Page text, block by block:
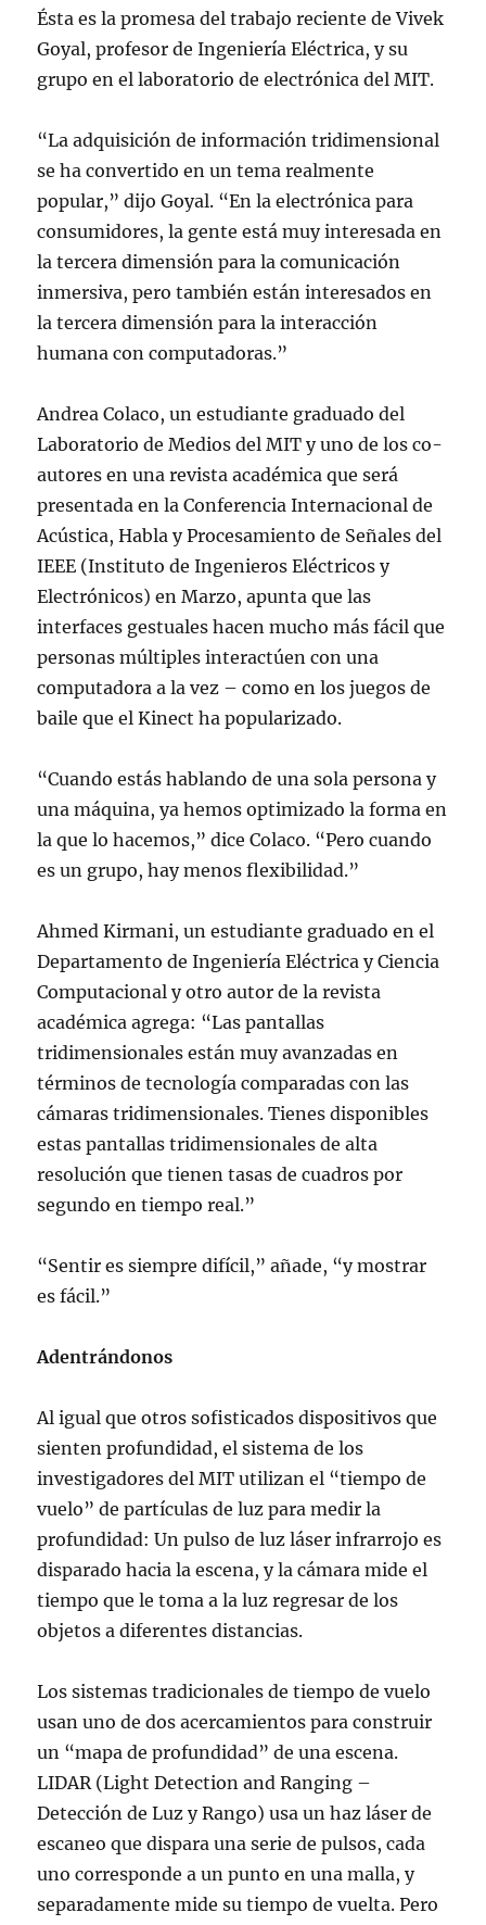
Ésta es la promesa del trabajo reciente de Vivek
Goyal, profesor de Ingeniería Eléctrica, y su
grupo en el laboratorio de electrónica del MIT.
“La adquisición de información tridimensional
se ha convertido en un tema realmente
popular,” dijo Goyal. “En la electrónica para
consumidores, la gente está muy interesada en
la tercera dimensión para la comunicación
inmersiva, pero también están interesados en
la tercera dimensión para la interacción
humana con computadoras.”
Andrea Colaco, un estudiante graduado del
Laboratorio de Medios del MIT y uno de los co-
autores en una revista académica que será
presentada en la Conferencia Internacional de
Acústica, Habla y Procesamiento de Señales del
IEEE (Instituto de Ingenieros Eléctricos y
Electrónicos) en Marzo, apunta que las
interfaces gestuales hacen mucho más fácil que
personas múltiples interactúen con una
computadora a la vez – como en los juegos de
baile que el Kinect ha popularizado.
“Cuando estás hablando de una sola persona y
una máquina, ya hemos optimizado la forma en
la que lo hacemos,” dice Colaco. “Pero cuando
es un grupo, hay menos flexibilidad.”
Ahmed Kirmani, un estudiante graduado en el
Departamento de Ingeniería Eléctrica y Ciencia
Computacional y otro autor de la revista
académica agrega: “Las pantallas
tridimensionales están muy avanzadas en
términos de tecnología comparadas con las
cámaras tridimensionales. Tienes disponibles
estas pantallas tridimensionales de alta
resolución que tienen tasas de cuadros por
segundo en tiempo real.”
“Sentir es siempre difícil,” añade, “y mostrar
es fácil.”
Adentrándonos
Al igual que otros sofisticados dispositivos que
sienten profundidad, el sistema de los
investigadores del MIT utilizan el “tiempo de
vuelo” de partículas de luz para medir la
profundidad: Un pulso de luz láser infrarrojo es
disparado hacia la escena, y la cámara mide el
tiempo que le toma a la luz regresar de los
objetos a diferentes distancias.
Los sistemas tradicionales de tiempo de vuelo
usan uno de dos acercamientos para construir
un “mapa de profundidad” de una escena.
LIDAR (Light Detection and Ranging –
Detección de Luz y Rango) usa un haz láser de
escaneo que dispara una serie de pulsos, cada
uno corresponde a un punto en una malla, y
separadamente mide su tiempo de vuelta. Pero